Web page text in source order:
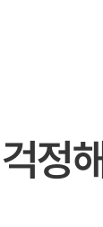
정해